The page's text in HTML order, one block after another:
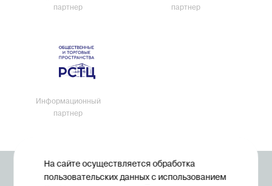
партнер
партнер
Информационный
партнер
© Midexpo, 1994—2026
На сайте осуществляется обработка
пользовательских данных с использованием